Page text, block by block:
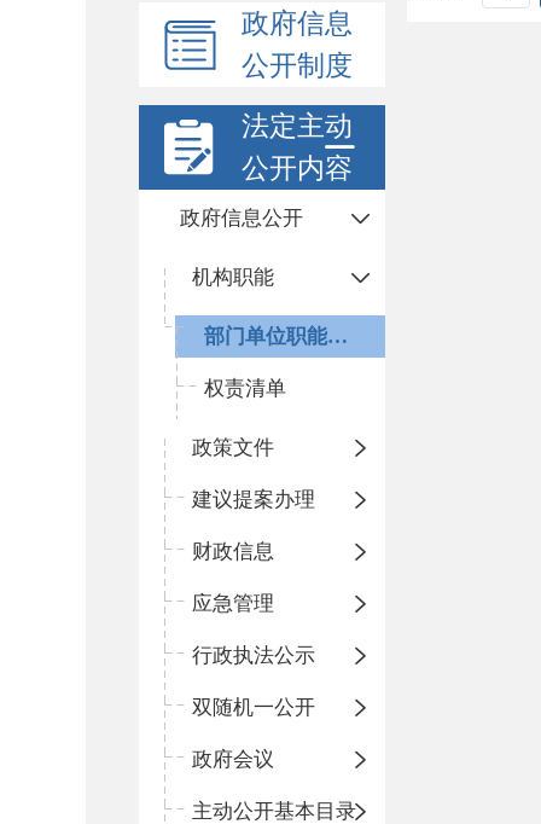
政府信息
公开制度
法定主动
公开内容
政府信息公开
机构职能
部门单位职能配置及内设机构
权责清单
政策文件
建议提案办理
财政信息
应急管理
行政执法公示
双随机一公开
政府会议
主动公开基本目录